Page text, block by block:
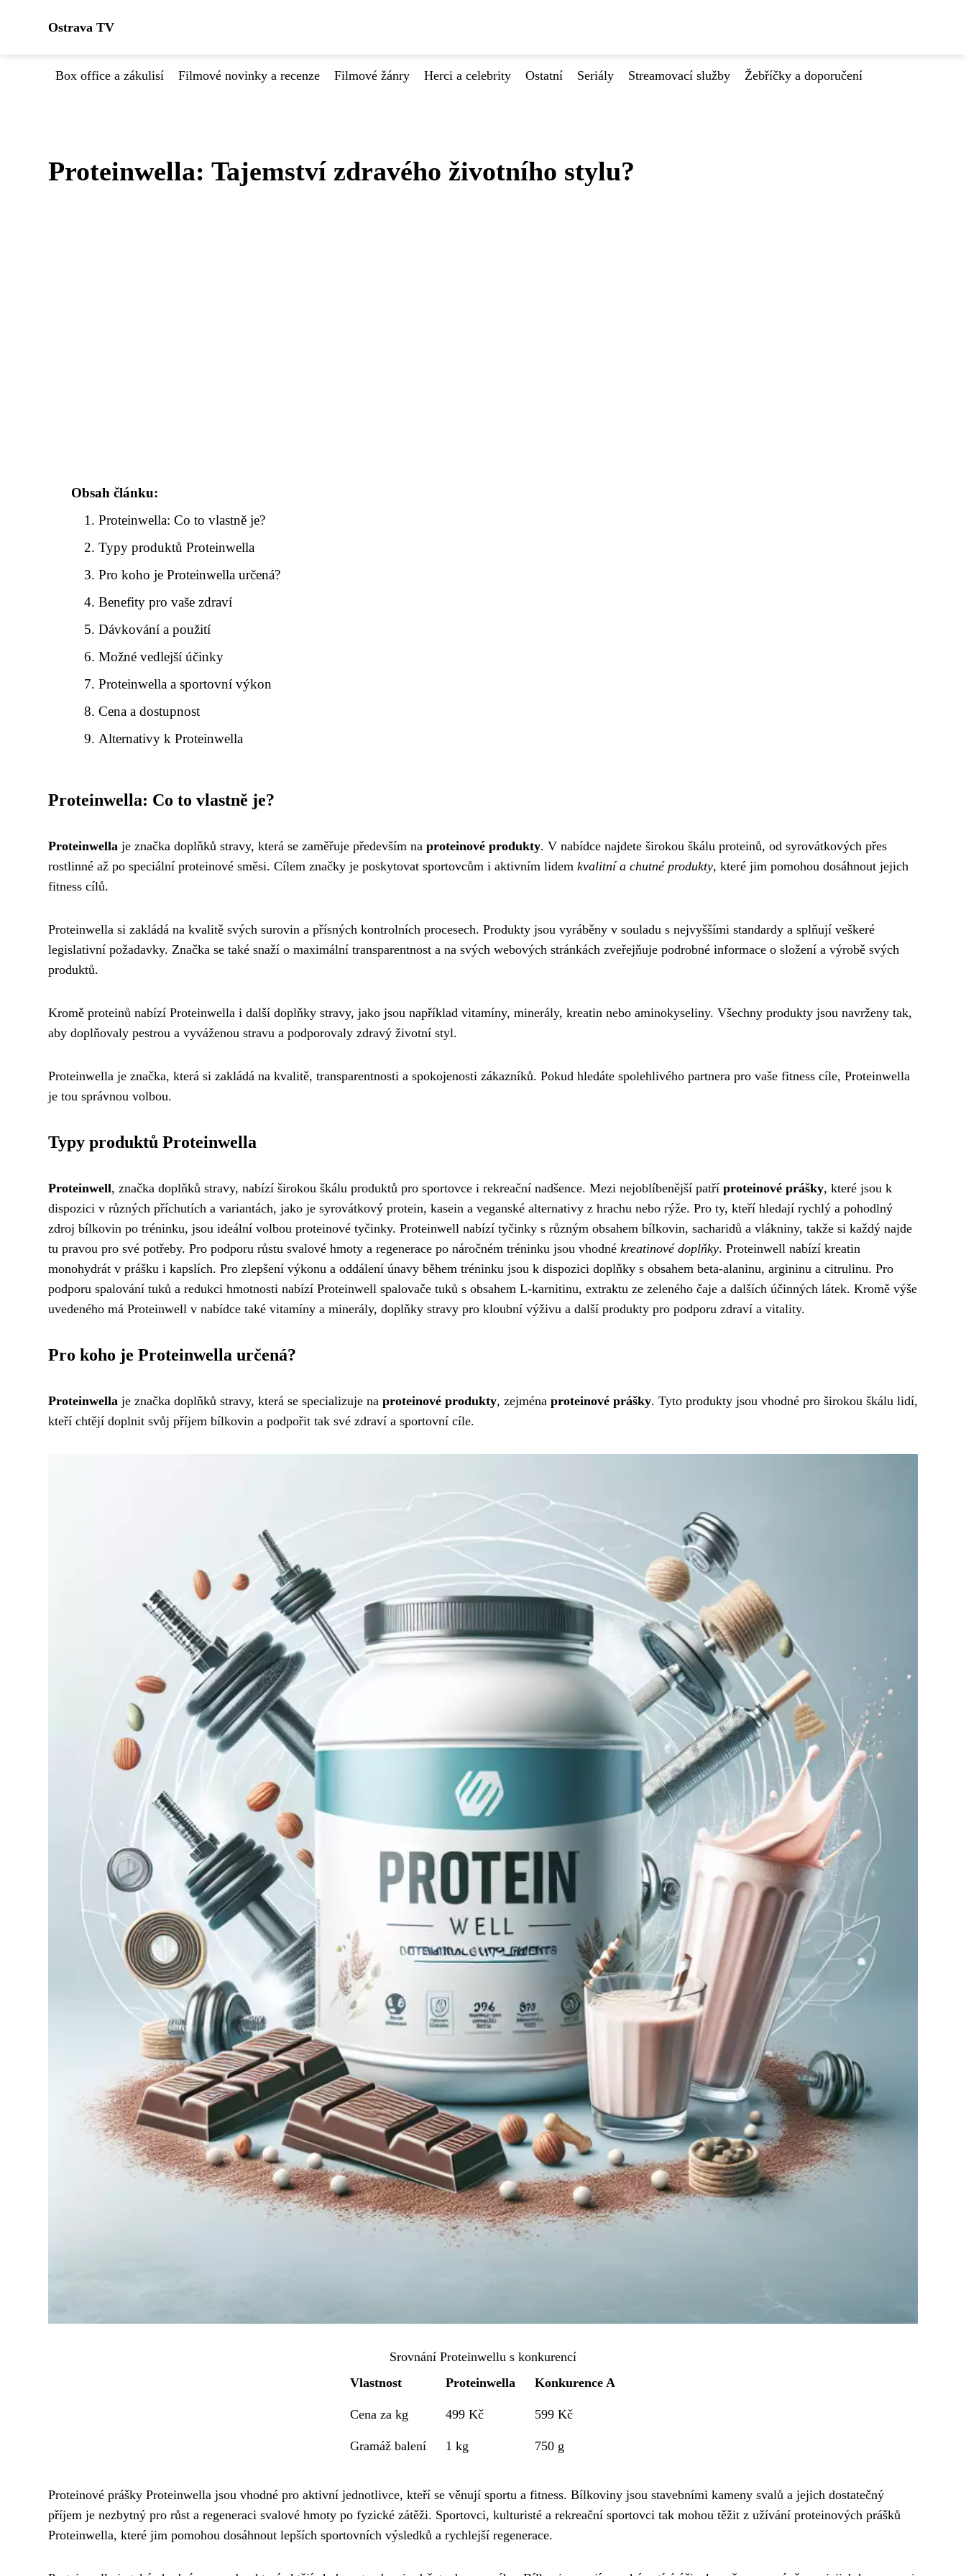
Ostrava TV
Box office a zákulisí Filmové novinky a recenze Filmové žánry Herci a celebrity Ostatní Seriály Streamovací služby Žebříčky a doporučení
Proteinwella: Tajemství zdravého životního stylu?
Obsah článku:
Proteinwella: Co to vlastně je?
Typy produktů Proteinwella
Pro koho je Proteinwella určená?
Benefity pro vaše zdraví
Dávkování a použití
Možné vedlejší účinky
Proteinwella a sportovní výkon
Cena a dostupnost
Alternativy k Proteinwella
Proteinwella: Co to vlastně je?
Proteinwella je značka doplňků stravy, která se zaměřuje především na proteinové produkty. V nabídce najdete širokou škálu proteinů, od syrovátkových přes
rostlinné až po speciální proteinové směsi. Cílem značky je poskytovat sportovcům i aktivním lidem kvalitní a chutné produkty, které jim pomohou dosáhnout jejich
fitness cílů.
Proteinwella si zakládá na kvalitě svých surovin a přísných kontrolních procesech. Produkty jsou vyráběny v souladu s nejvyššími standardy a splňují veškeré
legislativní požadavky. Značka se také snaží o maximální transparentnost a na svých webových stránkách zveřejňuje podrobné informace o složení a výrobě svých
produktů.
Kromě proteinů nabízí Proteinwella i další doplňky stravy, jako jsou například vitamíny, minerály, kreatin nebo aminokyseliny. Všechny produkty jsou navrženy tak,
aby doplňovaly pestrou a vyváženou stravu a podporovaly zdravý životní styl.
Proteinwella je značka, která si zakládá na kvalitě, transparentnosti a spokojenosti zákazníků. Pokud hledáte spolehlivého partnera pro vaše fitness cíle, Proteinwella
je tou správnou volbou.
Typy produktů Proteinwella
Proteinwell, značka doplňků stravy, nabízí širokou škálu produktů pro sportovce i rekreační nadšence. Mezi nejoblíbenější patří proteinové prášky, které jsou k
dispozici v různých příchutích a variantách, jako je syrovátkový protein, kasein a veganské alternativy z hrachu nebo rýže. Pro ty, kteří hledají rychlý a pohodlný
zdroj bílkovin po tréninku, jsou ideální volbou proteinové tyčinky. Proteinwell nabízí tyčinky s různým obsahem bílkovin, sacharidů a vlákniny, takže si každý najde
tu pravou pro své potřeby. Pro podporu růstu svalové hmoty a regenerace po náročném tréninku jsou vhodné kreatinové doplňky. Proteinwell nabízí kreatin
monohydrát v prášku i kapslích. Pro zlepšení výkonu a oddálení únavy během tréninku jsou k dispozici doplňky s obsahem beta-alaninu, argininu a citrulinu. Pro
podporu spalování tuků a redukci hmotnosti nabízí Proteinwell spalovače tuků s obsahem L-karnitinu, extraktu ze zeleného čaje a dalších účinných látek. Kromě výše
uvedeného má Proteinwell v nabídce také vitamíny a minerály, doplňky stravy pro kloubní výživu a další produkty pro podporu zdraví a vitality.
Pro koho je Proteinwella určená?
Proteinwella je značka doplňků stravy, která se specializuje na proteinové produkty, zejména proteinové prášky. Tyto produkty jsou vhodné pro širokou škálu lidí,
kteří chtějí doplnit svůj příjem bílkovin a podpořit tak své zdraví a sportovní cíle.
Srovnání Proteinwellu s konkurencí
Vlastnost
Proteinwella Konkurence A
Cena za kg 499 Kč 599 Kč
Gramáž balení 1 kg 750 g
Proteinové prášky Proteinwella jsou vhodné pro aktivní jednotlivce, kteří se věnují sportu a fitness. Bílkoviny jsou stavebními kameny svalů a jejich dostatečný
příjem je nezbytný pro růst a regeneraci svalové hmoty po fyzické zátěži. Sportovci, kulturisté a rekreační sportovci tak mohou těžit z užívání proteinových prášků
Proteinwella, které jim pomohou dosáhnout lepších sportovních výsledků a rychlejší regenerace.